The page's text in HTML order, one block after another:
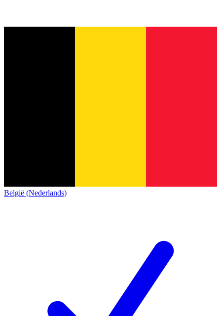
België (Nederlands)